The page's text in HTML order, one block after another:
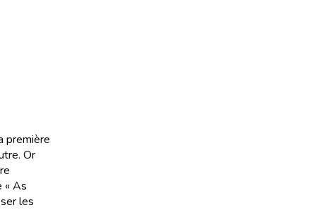
première
Or
« As
les